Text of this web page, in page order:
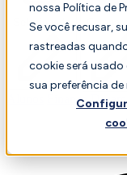
nossa Política de
Se você recusar,
rastreadas
cookie será
sua preferência
Selecionado
Finança